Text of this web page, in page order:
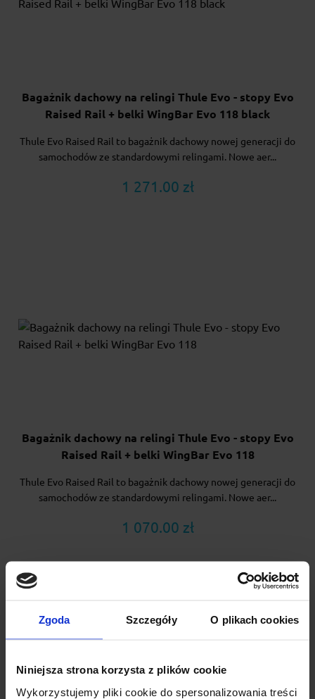
Zgoda Szczegóły O plikach cookies
Niniejsza strona korzysta z plików cookie
Wykorzystujemy pliki cookie do spersonalizowania treści
Bagażnik dachowy na relingi Thule Evo - stopy Evo
Raised Rail + belki WingBar Evo 118 black
Thule Evo Raised Rail to bagażnik dachowy nowej generacji do
samochodów ze standardowymi relingami. Nowe aer...
1 271.00 zł
Bagażnik dachowy na relingi Thule Evo - stopy Evo
Raised Rail + belki WingBar Evo 118
Thule Evo Raised Rail to bagażnik dachowy nowej generacji do
samochodów ze standardowymi relingami. Nowe aer...
1 070.00 zł